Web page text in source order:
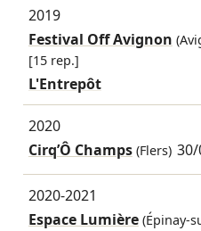
2019
Festival Off Avignon
[15 rep.]
L'Entrepôt
2020
Cirq’Ô Champs(Flers)
2020-2021
Espace Lumière(Épinay-